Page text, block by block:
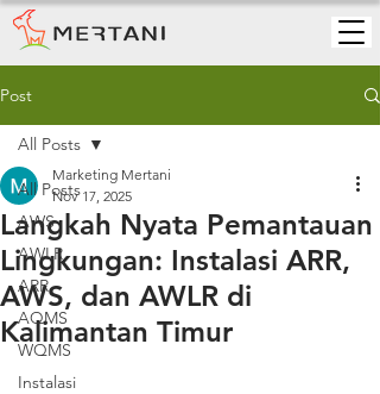
Post
All Posts
AWS
AWLR
ARR
AQMS
WQMS
Instalasi
All Posts
Langkah Nyata Pemantauan
Lingkungan: Instalasi ARR,
AWS, dan AWLR di
Kalimantan Timur
Marketing Mertani
Nov 17, 2025